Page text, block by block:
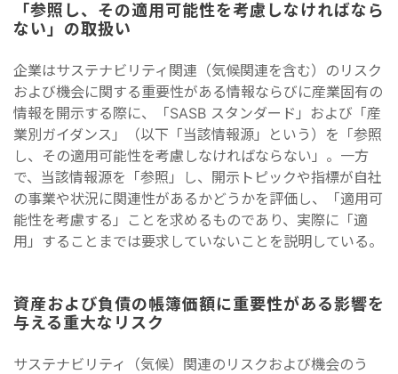
「参照し、その適用可能性を考慮しなければなら
ない」の取扱い
企業はサステナビリティ関連（気候関連を含む）のリスク
および機会に関する重要性がある情報ならびに産業固有の
情報を開示する際に、「SASB スタンダード」および「産
業別ガイダンス」（以下「当該情報源」という）を「参照
し、その適用可能性を考慮しなければならない」。一方
で、当該情報源を「参照」し、開示トピックや指標が自社
の事業や状況に関連性があるかどうかを評価し、「適用可
能性を考慮する」ことを求めるものであり、実際に「適
用」することまでは要求していないことを説明している。
資産および負債の帳簿価額に重要性がある影響を
与える重大なリスク
サステナビリティ（気候）関連のリスクおよび機会のう